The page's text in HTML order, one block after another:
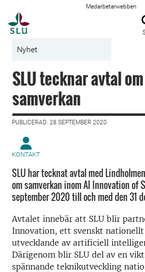
Medarbetarwebben
Nyhet
SLU tecknar avtal
samverkan
PUBLICERAD: 28 SEPTEMBER 2020
KONTAKT
SLU har tecknat avtal med
om samverkan inom AI Innovation of
september 2020 till och med den 31
Avtalet innebär att SLU blir
Innovation, ett svenskt
utvecklande av artificiell
Därigenom blir SLU del av en
spännande teknikutveckling